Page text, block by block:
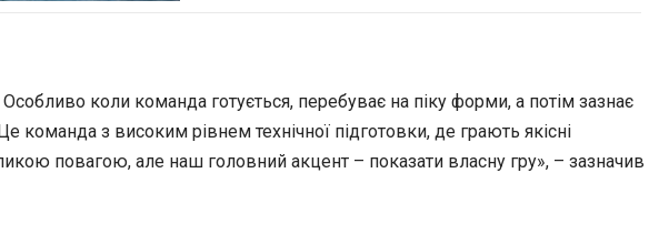
коли команда готується, перебуває на піку форми, а потім зазнає
з високим рівнем технічної підготовки, де грають якісні
повагою, але наш головний акцент – показати власну гру», – зазначив